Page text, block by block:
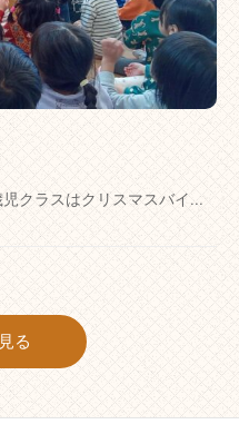
クラスはクリスマスバイ...
る